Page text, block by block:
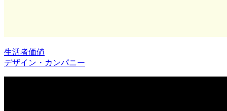
生活者価値
デザイン・カンパニー